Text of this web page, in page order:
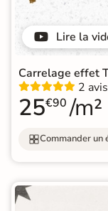
Lire la
Carrelage effet
2 avis
25€90 /m²
Commander un